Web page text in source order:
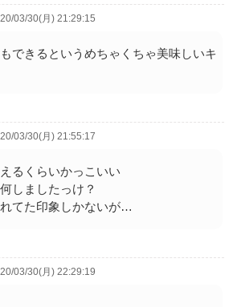
03/30(月) 21:29:15
できるというめちゃくちゃ美味しいキ
03/30(月) 21:55:17
るくらいかっこいい
しましたっけ？
てた印象しかないが…
03/30(月) 22:29:19